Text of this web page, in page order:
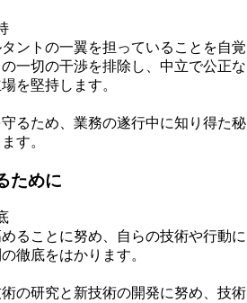
ントの一翼を担っていることを自覚
一切の干渉を排除し、中立で公正な
を堅持します。
るため、業務の遂行中に知り得た秘
す。
ために
ることに努め、自らの技術や行動に
徹底をはかります。
の研究と新技術の開発に努め、技術